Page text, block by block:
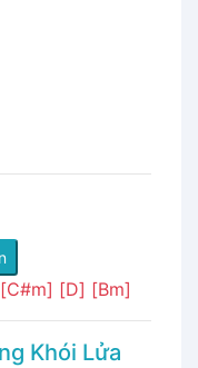
[C#m] [D] [Bm]
Khói Lửa